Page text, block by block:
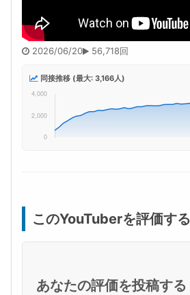
2026/06/20 56,718回
同接推移 (最大: 3,166人)
このYouTuberを評価する
あなたの評価を投稿する